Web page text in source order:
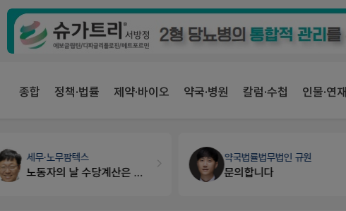
종합 정책·법률 제약·바이오 약국·병원 칼럼·수첩 인물·연재
약국법률법무법인 규원
문의합니다
약국인테리어생각자국 디자인
매대 높이